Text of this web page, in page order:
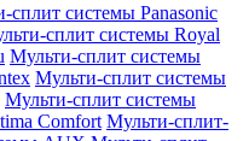
сплит системы Panasonic
сплит системы Royal
Мульти-сплит системы
Мульти-сплит системы
Мульти-сплит системы
Comfort Мульти-сплит-